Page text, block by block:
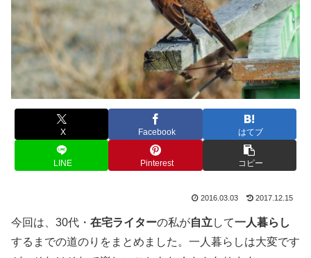
X Facebook はてブ
LINE Pinterest コピー
2016.03.03 2017.12.15
今回は、30代・ 在宅ライターの私が自立 して一人暮らし
するまでの道のりをまとめました。一人暮らしは大変です